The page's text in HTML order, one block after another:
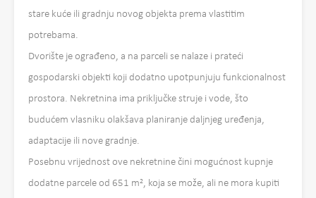
stare kuće ili gradnju novog objekta prema vlastitim
potrebama.
Dvorište je ograđeno, a na parceli se nalaze i prateći
gospodarski objekti koji dodatno upotpunjuju funkcionalnost
prostora. Nekretnina ima priključke struje i vode, što
budućem vlasniku olakšava planiranje daljnjeg uređenja,
adaptacije ili nove gradnje.
Posebnu vrijednost ove nekretnine čini mogućnost kupnje
dodatne parcele od 651 m², koja se može, ali ne mora kupiti